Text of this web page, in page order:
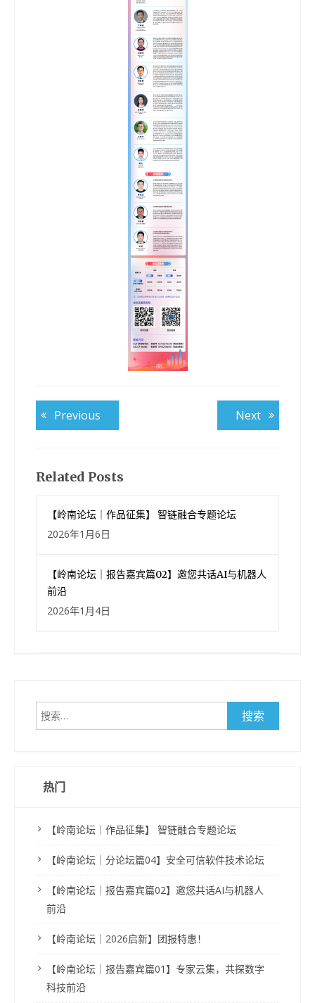
文
章
航
Previous NextNext
Related Posts
【岭南论坛｜作品征集】 智链融合专题论坛
2026年1月6日
【岭南论坛｜报告嘉宾篇02】邀您共话AI与机器人
前沿
2026年1月4日
搜
索：
热门
【岭南论坛｜作品征集】 智链融合专题论坛
【岭南论坛｜分论坛篇04】安全可信软件技术论坛
【岭南论坛｜报告嘉宾篇02】邀您共话AI与机器人
前沿
【岭南论坛｜2026启新】团报特惠！
【岭南论坛｜报告嘉宾篇01】专家云集，共探数字
科技前沿